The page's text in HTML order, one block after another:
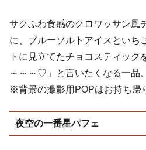
サクふわ食感のクロワッサン風
に、ブルーソルトアイスといち
トに見立てたチョコスティック
～～～♡」と言いたくなる一品。
※背景の撮影用POPはお持ち帰
夜空の一番星パフェ